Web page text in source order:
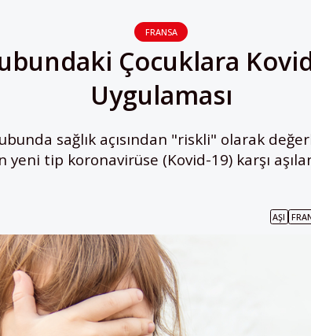
FRANSA
Çocuklara
Uygulaması
sağlık açısından "riskli" olarak
yeni tip koronavirüse (Kovid-19) karşı
AŞI